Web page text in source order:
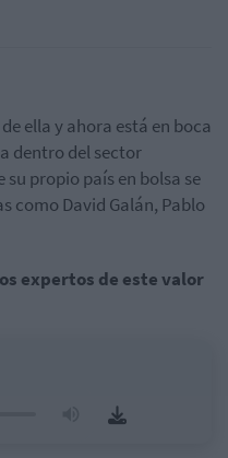
ella y ahora está en boca
dentro del sector
propio país en bolsa se
como David Galán, Pablo
expertos de este valor